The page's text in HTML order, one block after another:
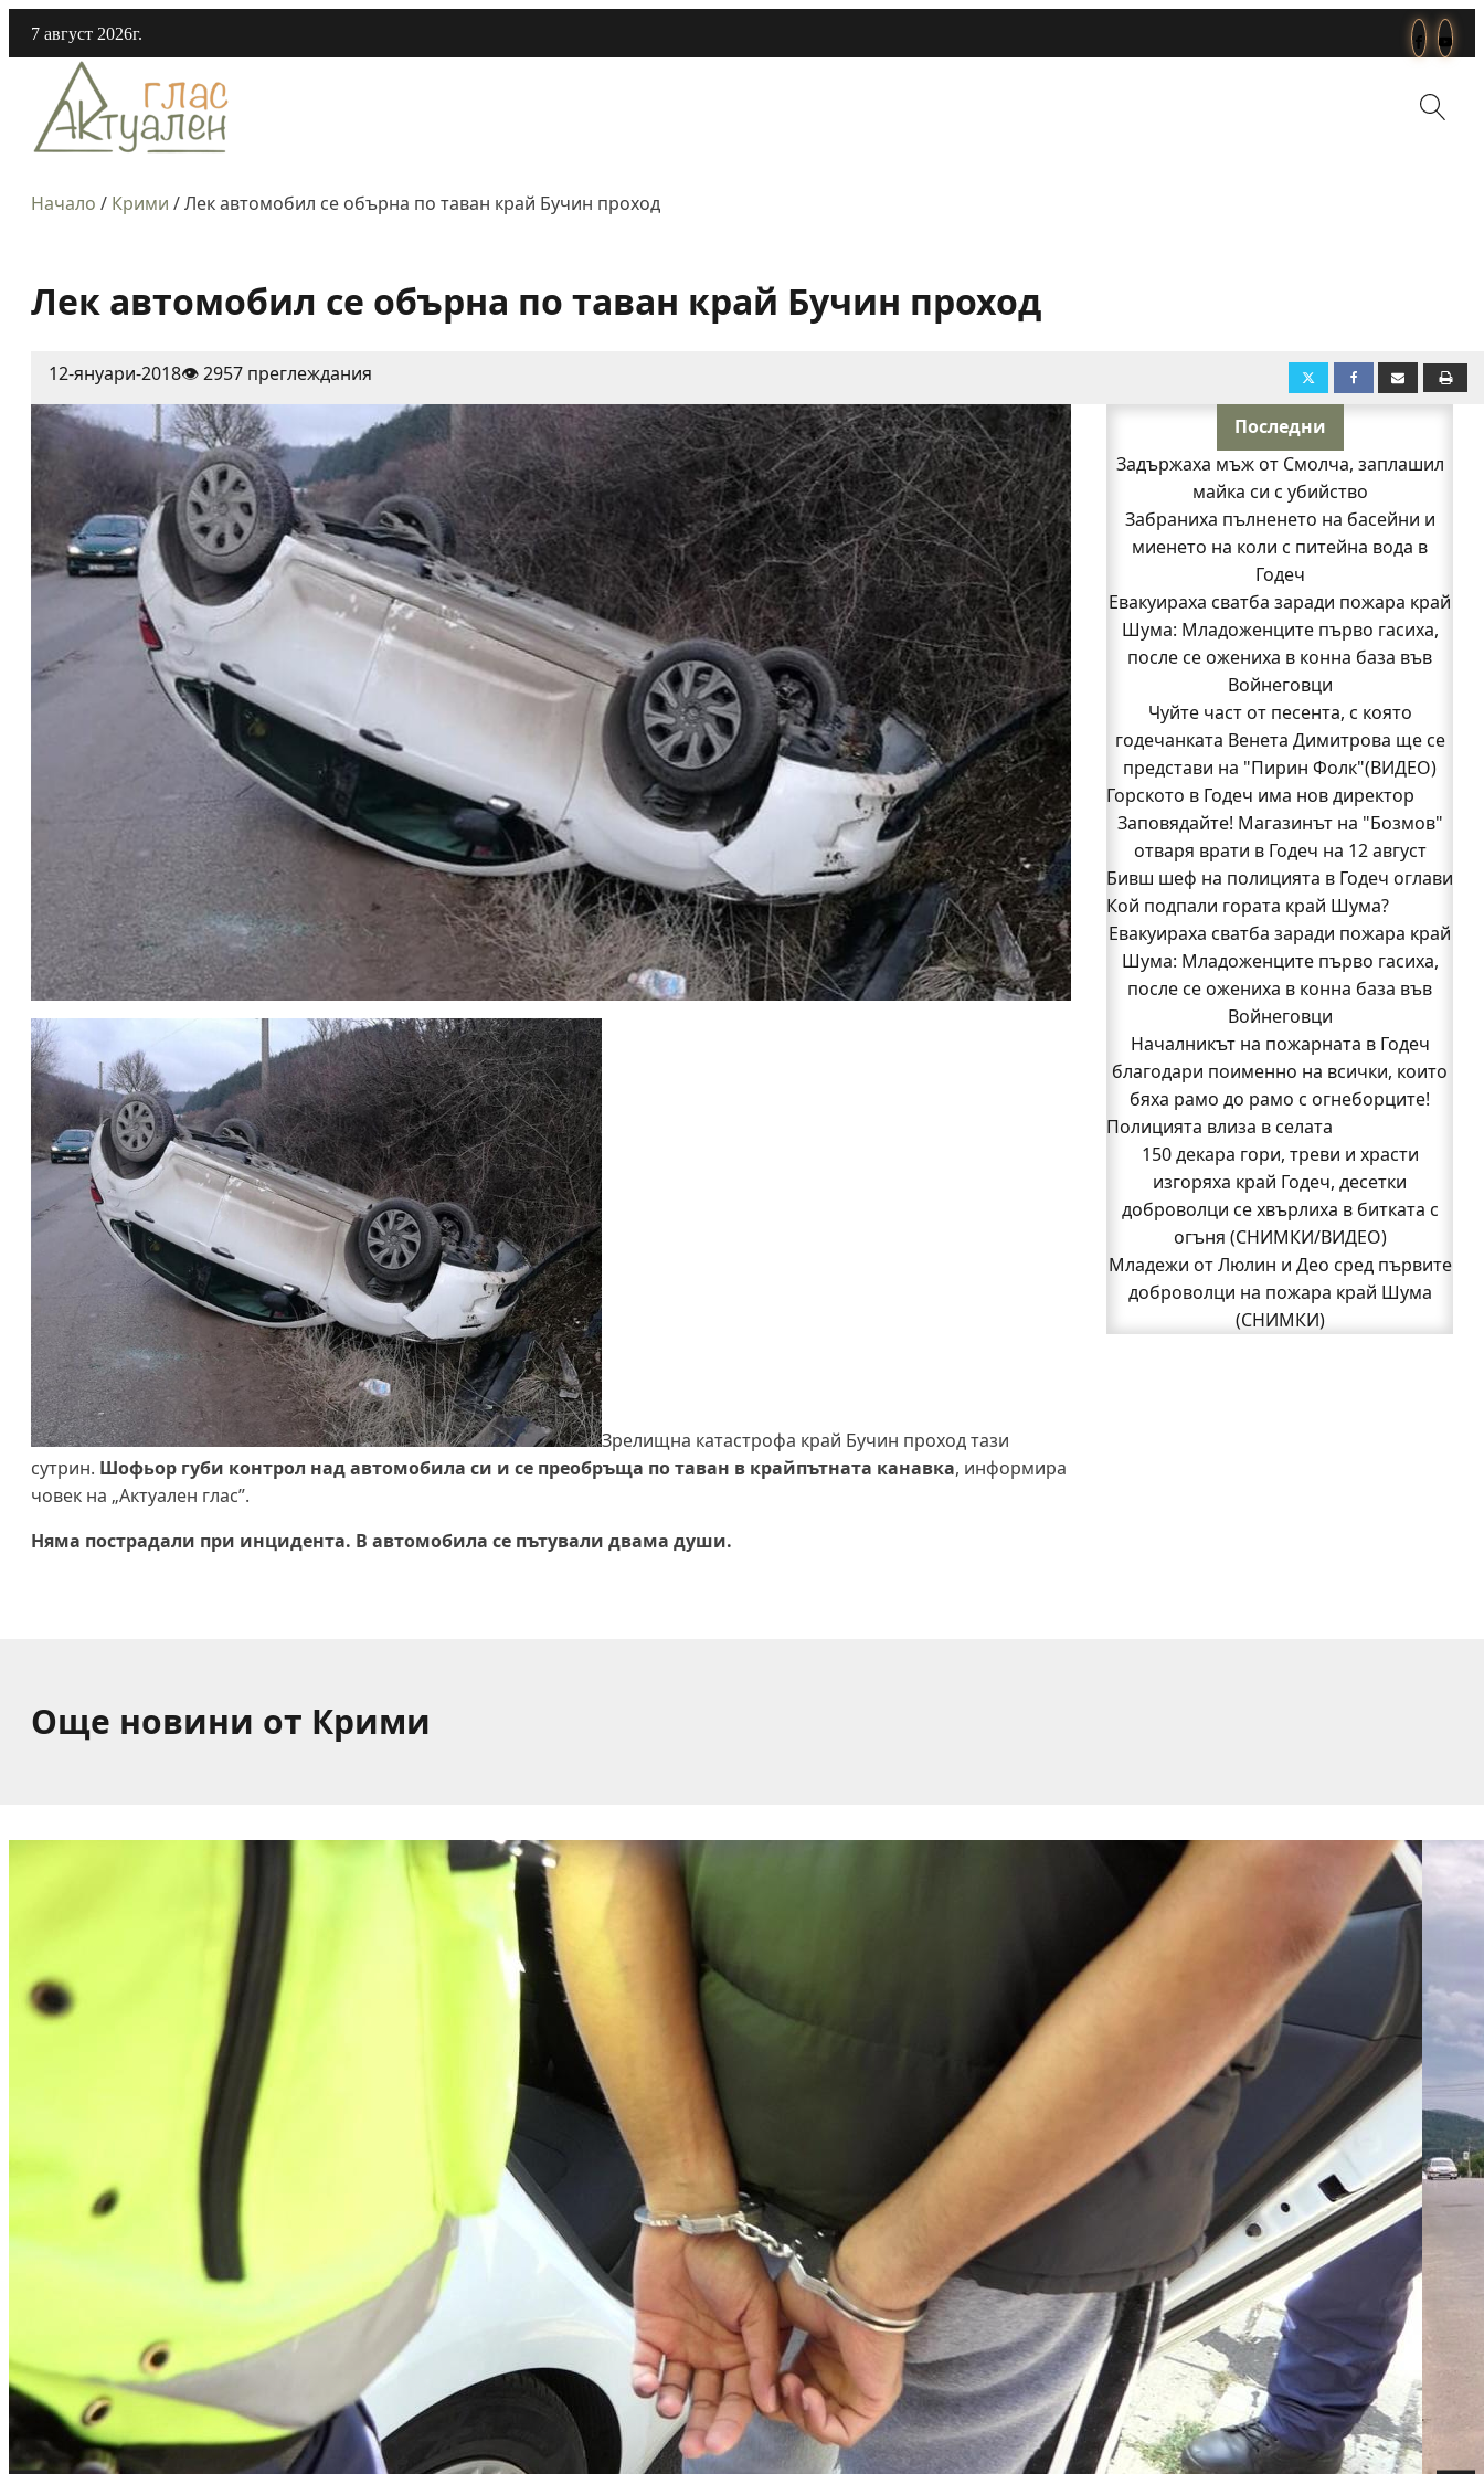
7 август 2026г.
Начало / Крими /Лек автомобил се обърна по таван край Бучин проход
Лек автомобил се обърна по таван край Бучин проход
12-януари-2018👁️ 2957 преглеждания
Зрелищна катастрофа край Бучин проход тази
сутрин. Шофьор губи контрол над автомобила си и се преобръща по таван в крайпътната канавка, информира
човек на „Актуален глас”.
Няма пострадали при инцидента. В автомобила се пътували двама души.
Последни
Задържаха мъж от Смолча, заплашил
майка си с убийство
Забраниха пълненето на басейни и
миенето на коли с питейна вода в
Годеч
Евакуираха сватба заради пожара край
Шума: Младоженците първо гасиха,
после се ожениха в конна база във
Войнеговци
Чуйте част от песента, с която
годечанката Венета Димитрова ще се
представи на "Пирин Фолк"(ВИДЕО)
Горското в Годеч има нов директор
Заповядайте! Магазинът на "Бозмов"
отваря врати в Годеч на 12 август
Бивш шеф на полицията в Годеч оглави
ОДМВР-Видин
Кой подпали гората край Шума?
Младежи от Люлин и Део сред първите
доброволци на пожара край Шума
(СНИМКИ)
Началникът на пожарната в Годеч
благодари поименно на всички, които
бяха рамо до рамо с огнеборците!
150 декара гори, треви и храсти
изгоряха край Годеч, десетки
доброволци се хвърлиха в битката с
огъня (СНИМКИ/ВИДЕО)
Полицията влиза в селата
Възможни са прекъсвания на тока утре
в части от община Годеч
Какво накара Яна и Станимир да
Кой подпали гората край Шума?
Евакуираха сватба заради пожара край
Шума: Младоженците първо гасиха,
после се ожениха в конна база във
Войнеговци
Началникът на пожарната в Годеч
благодари поименно на всички, които
бяха рамо до рамо с огнеборците!
Полицията влиза в селата
150 декара гори, треви и храсти
изгоряха край Годеч, десетки
доброволци се хвърлиха в битката с
огъня (СНИМКИ/ВИДЕО)
Младежи от Люлин и Део сред първите
доброволци на пожара край Шума
(СНИМКИ)
Още новини от Крими